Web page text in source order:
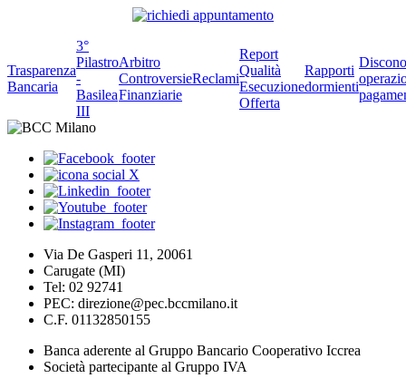
Trasparenza
Bancaria
3°
Pilastro
-
Basilea
III
Arbitro
Controversie
Finanziarie
Reclami
Report
Qualità
Esecuzione
Offerta
Rapporti
dormienti
Via De Gasperi 11, 20061
Carugate (MI)
Tel: 02 92741
PEC: direzione@pec.bccmilano.it
C.F. 01132850155
Banca aderente al Gruppo Bancario Cooperativo Iccrea
Società partecipante al Gruppo IVA